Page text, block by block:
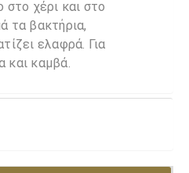
στο χέρι και στο
τα βακτήρια,
ελαφρά. Για
και καμβά.